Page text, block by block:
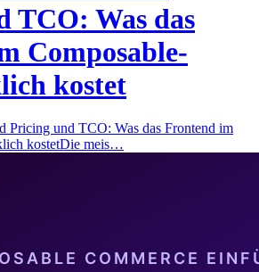
TCO: Was das
Composable-
kostet
Pricing und TCO: Was das Frontend im
kostetDie meis…